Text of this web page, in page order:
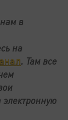
в
на
. Там все